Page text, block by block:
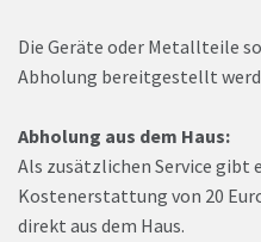
Die Geräte oder Metallteile
Abholung bereitgestellt
Abholung aus dem Haus:
Als zusätzlichen Service gibt
Kostenerstattung von 20
direkt aus dem Haus.